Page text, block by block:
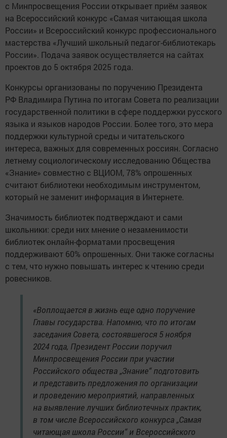
с Минпросвещения России открывает приём заявок
на Всероссийский конкурс «Самая читающая школа
России» и Всероссийский конкурс профессионального
мастерства «Лучший школьный педагог-библиотекарь
России». Подача заявок осуществляется на сайтах
проектов до 5 октября 2025 года.
Конкурсы организованы по поручению Президента
РФ Владимира Путина по итогам Совета по реализации
государственной политики в сфере поддержки русского
языка и языков народов России. Более того, это мера
поддержки культурной среды и читательского
интереса, важных для современных россиян. Согласно
летнему социологическому исследованию Общества
«Знание» совместно с ВЦИОМ, 78% опрошенных
считают библиотеки необходимым инструментом,
который не заменит информация в Интернете.
Значимость библиотек подтверждают и сами
школьники: среди них мнение о незаменимости
библиотек онлайн-форматами просвещения
поддерживают 60% опрошенных. Они также согласны
с тем, что нужно повышать интерес к чтению среди
ровесников.
«Воплощается в жизнь еще одно поручение
Главы государства. Напомню, что по итогам
заседания Совета, состоявшегося 5 ноября
2024 года, Президент России поручил
Минпросвещения России при участии
Российского общества „Знание“ подготовить
и представить предложения по организации
и проведению мероприятий, направленных
на выявление лучших библиотечных практик,
в том числе Всероссийского конкурса „Самая
читающая школа России“ и Всероссийского